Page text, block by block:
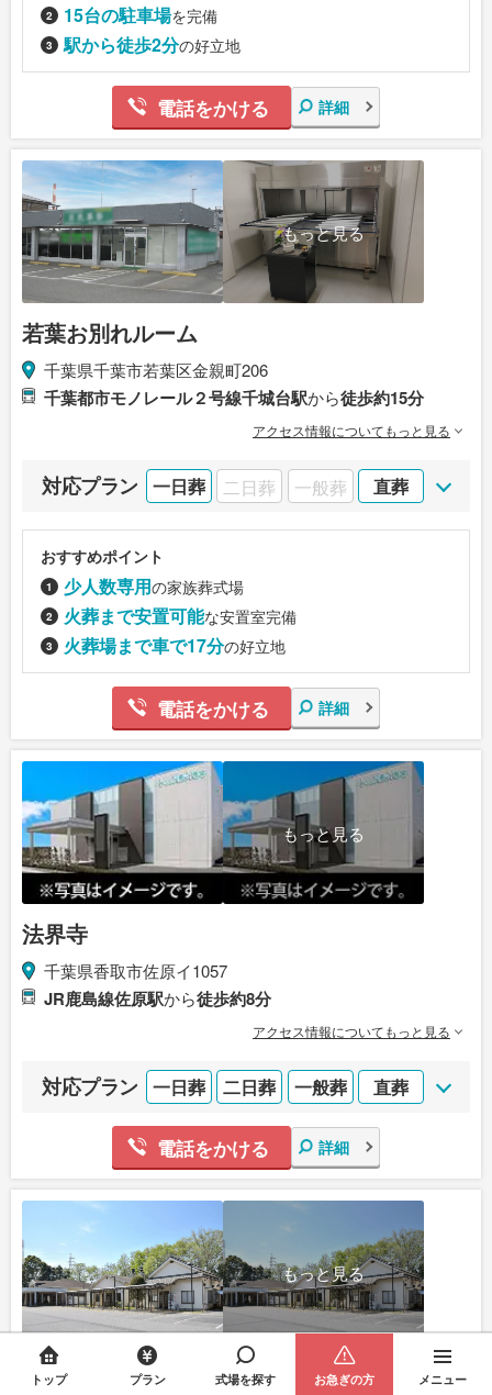
15台の駐車場を完備
駅から徒歩2分の好立地
電話をかける 詳細
もっと見る
若葉お別れルーム
千葉県千葉市若葉区金親町206
千葉都市モノレール２号線千城台駅から徒歩約15分
アクセス情報についてもっと見る
対応プラン 一日葬 二日葬 一般葬 直葬
おすすめポイント
少人数専用の家族葬式場
火葬まで安置可能な安置室完備
火葬場まで車で17分の好立地
電話をかける 詳細
もっと見る
法界寺
千葉県香取市佐原イ1057
JR鹿島線佐原駅から徒歩約8分
アクセス情報についてもっと見る
対応プラン 一日葬 二日葬 一般葬 直葬
電話をかける 詳細
もっと見る
野田市関宿斎場
トップ プラン 式場を探す お急ぎの方 メニュー